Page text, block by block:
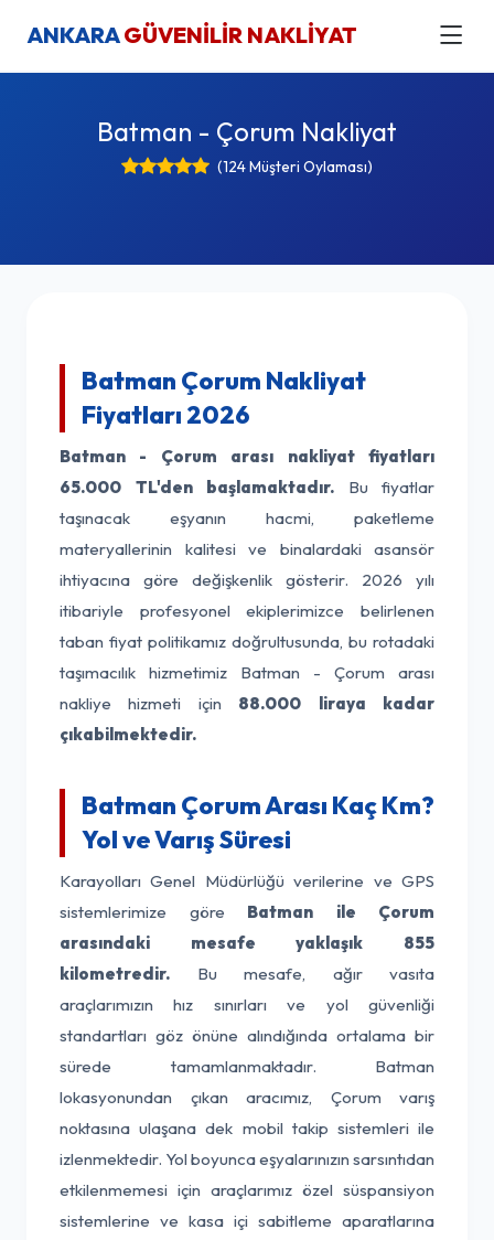
ANKARAGÜVENİLİR NAKLİYAT
Batman - Çorum Nakliyat
(124 Müşteri Oylaması)
Batman Çorum Nakliyat
Fiyatları 2026
Batman - Çorum arası nakliyat fiyatları
65.000 TL'den başlamaktadır. Bu fiyatlar
taşınacak eşyanın hacmi, paketleme
materyallerinin kalitesi ve binalardaki asansör
ihtiyacına göre değişkenlik gösterir. 2026 yılı
itibariyle profesyonel ekiplerimizce belirlenen
taban fiyat politikamız doğrultusunda, bu rotadaki
taşımacılık hizmetimiz Batman - Çorum arası
nakliye hizmeti için 88.000 liraya kadar
çıkabilmektedir.
Batman Çorum Arası Kaç Km?
Yol ve Varış Süresi
Karayolları Genel Müdürlüğü verilerine ve GPS
sistemlerimize göre Batman ile Çorum
arasındaki mesafe yaklaşık 855
kilometredir. Bu mesafe, ağır vasıta
araçlarımızın hız sınırları ve yol güvenliği
standartları göz önüne alındığında ortalama bir
sürede tamamlanmaktadır. Batman
lokasyonundan çıkan aracımız, Çorum varış
noktasına ulaşana dek mobil takip sistemleri ile
izlenmektedir. Yol boyunca eşyalarınızın sarsıntıdan
etkilenmemesi için araçlarımız özel süspansiyon
sistemlerine ve kasa içi sabitleme aparatlarına